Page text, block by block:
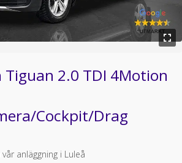
Tiguan 2.0 TDI 4Motion
Cockpit/Drag
anläggning i Luleå